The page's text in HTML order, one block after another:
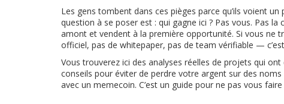
Les gens tombent dans ces pièges parce qu’ils voient
question à se poser est : qui gagne ici ? Pas vous. Pas
amont et vendent à la première opportunité. Si vous ne
officiel, pas de whitepaper, pas de team vérifiable —
Vous trouverez ici des analyses réelles de projets qui
conseils pour éviter de perdre votre argent sur des
avec un memecoin. C’est un guide pour ne pas vous faire